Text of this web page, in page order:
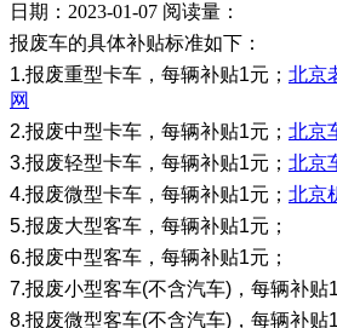
日期：2023-01-07 阅读量：
报废车的具体补贴标准如下：
1.报废重型卡车，每辆补贴1元； 北京
网
2.报废中型卡车，每辆补贴1元； 北京
3.报废轻型卡车，每辆补贴1元； 北京
4.报废微型卡车，每辆补贴1元； 北京
5.报废大型客车，每辆补贴1元；
6.报废中型客车，每辆补贴1元；
7.报废小型客车(不含汽车)，每辆补贴1
8.报废微型客车(不含汽车)，每辆补贴1